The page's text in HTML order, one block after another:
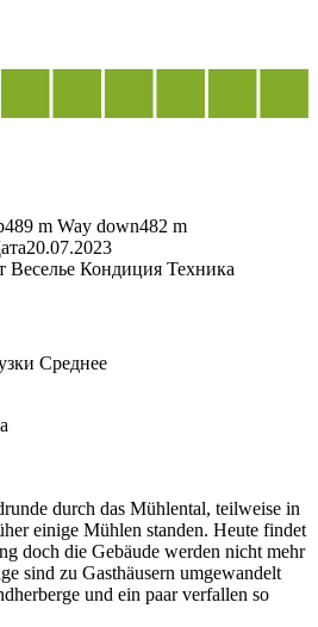
489 m Way down482 m
20.07.2023
Веселье Кондиция Техника
Среднее
durch das Mühlental, teilweise in
einige Mühlen standen. Heute findet
doch die Gebäude werden nicht mehr
sind zu Gasthäusern umgewandelt
und ein paar verfallen so